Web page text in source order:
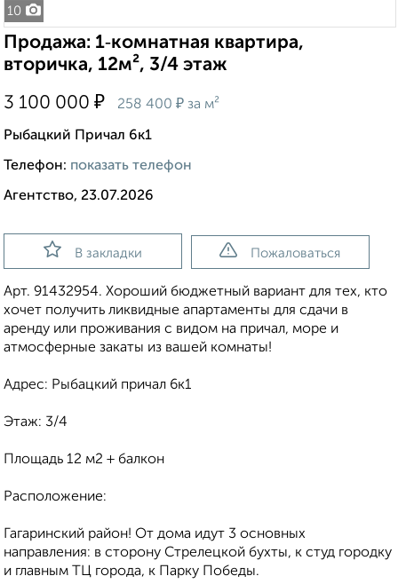
10
Продажа: 1‑комнатная квартира,
вторичка, 12м², 3/4 этаж
3 100 000 ₽ 258 400 ₽ за м²
Рыбацкий Причал 6к1
Телефон: показать телефон
Агентство, 23.07.2026
В закладки Пожаловаться
Арт. 91432954. Хороший бюджетный вариант для тех, кто
хочет получить ликвидные апартаменты для сдачи в
аренду или проживания с видом на причал, море и
атмосферные закаты из вашей комнаты!
Адрес: Рыбацкий причал 6к1
Этаж: 3/4
Площадь 12 м2 + балкон
Расположение:
Гагаринский район! От дома идут 3 основных
направления: в сторону Стрелецкой бухты, к студ городку
и главным ТЦ города, к Парку Победы.